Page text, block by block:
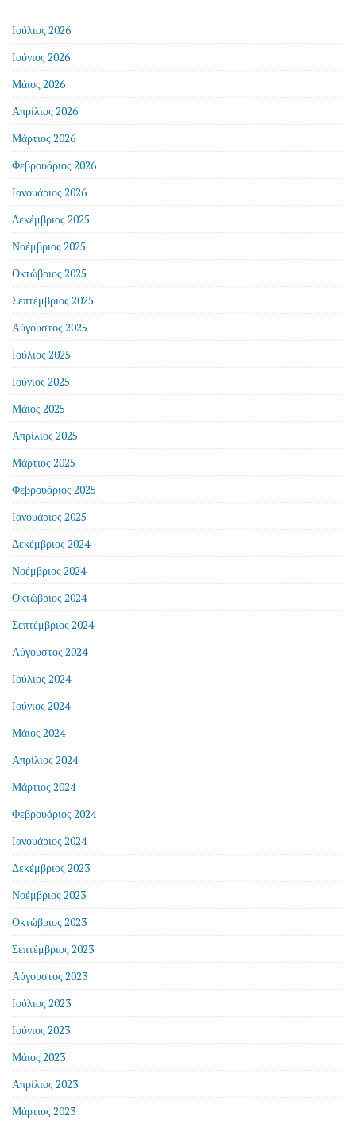
Ιούλιος 2026
Ιούνιος 2026
Μάιος 2026
Απρίλιος 2026
Μάρτιος 2026
Φεβρουάριος 2026
Ιανουάριος 2026
Δεκέμβριος 2025
Νοέμβριος 2025
Οκτώβριος 2025
Σεπτέμβριος 2025
Αύγουστος 2025
Ιούλιος 2025
Ιούνιος 2025
Μάιος 2025
Απρίλιος 2025
Μάρτιος 2025
Φεβρουάριος 2025
Ιανουάριος 2025
Δεκέμβριος 2024
Νοέμβριος 2024
Οκτώβριος 2024
Σεπτέμβριος 2024
Αύγουστος 2024
Ιούλιος 2024
Ιούνιος 2024
Μάιος 2024
Απρίλιος 2024
Μάρτιος 2024
Φεβρουάριος 2024
Ιανουάριος 2024
Δεκέμβριος 2023
Νοέμβριος 2023
Οκτώβριος 2023
Σεπτέμβριος 2023
Αύγουστος 2023
Ιούλιος 2023
Ιούνιος 2023
Μάιος 2023
Απρίλιος 2023
Μάρτιος 2023